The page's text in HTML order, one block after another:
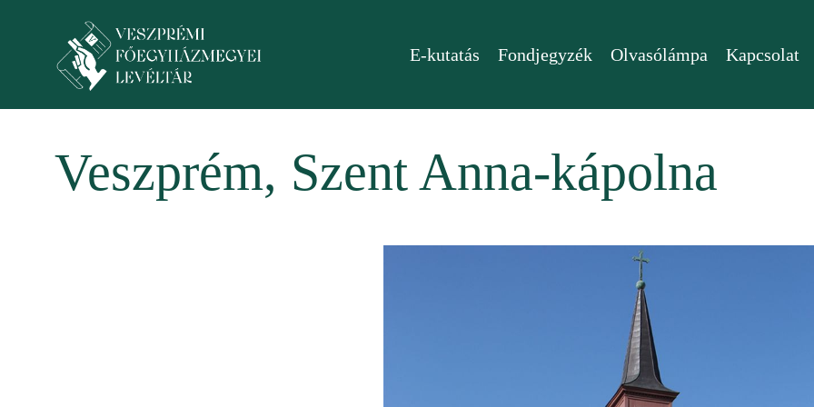
E-kutatás Fondjegyzék Olvasólámpa Kapcsolat
Veszprém, Szent Anna-kápolna